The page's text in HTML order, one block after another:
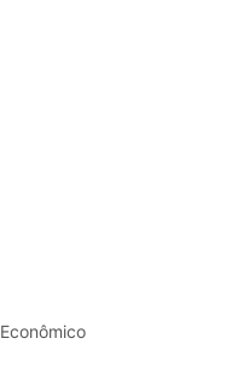
Trabalho e Desenvolvimento Econômico